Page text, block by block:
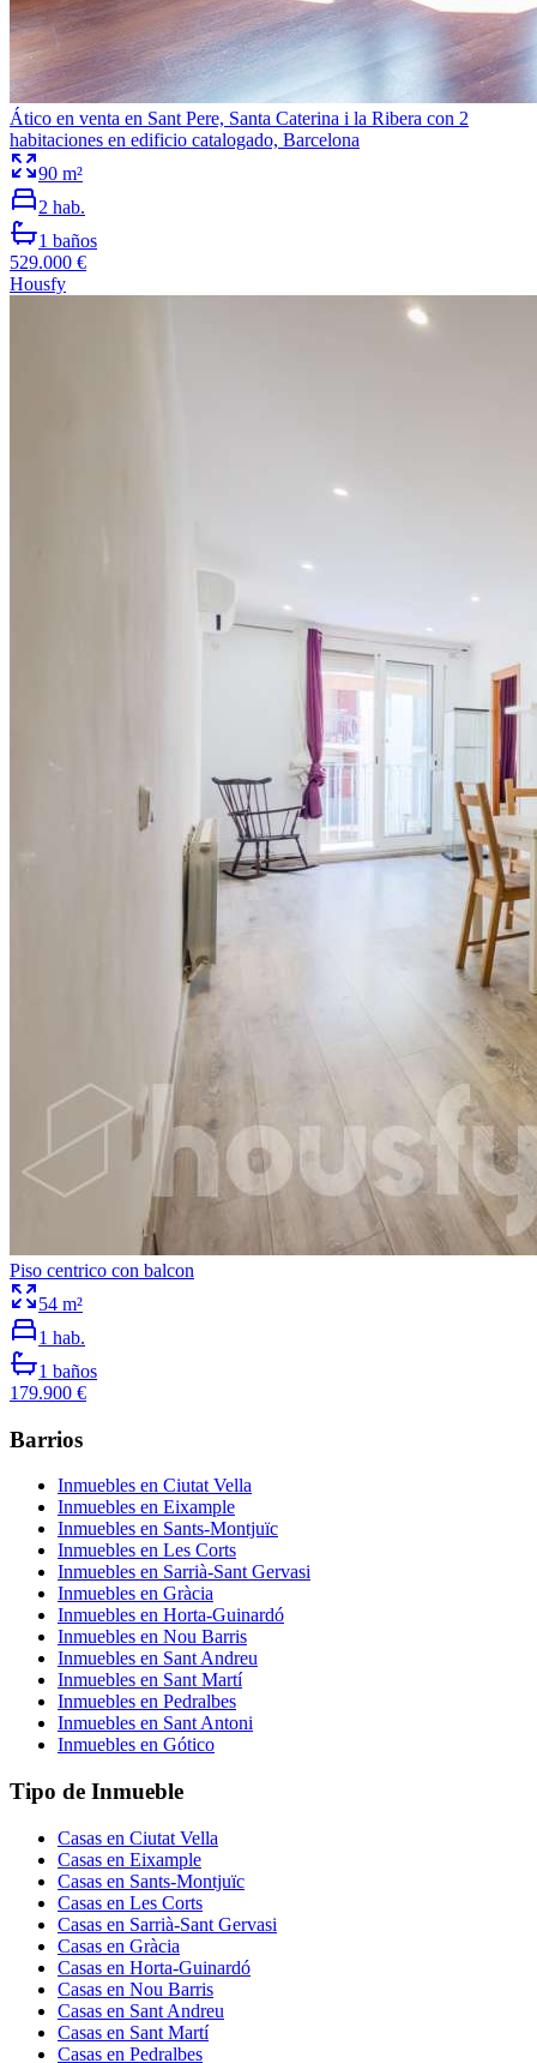
Ático en venta en Sant Pere, Santa Caterina i la Ribera con 2
habitaciones en edificio catalogado, Barcelona
90 m²
2 hab.
1 baños
529.000 €
Housfy
Piso centrico con balcon
54 m²
1 hab.
1 baños
179.900 €
Barrios
Inmuebles en Ciutat Vella
Inmuebles en Eixample
Inmuebles en Sants-Montjuïc
Inmuebles en Les Corts
Inmuebles en Sarrià-Sant Gervasi
Inmuebles en Gràcia
Inmuebles en Horta-Guinardó
Inmuebles en Nou Barris
Inmuebles en Sant Andreu
Inmuebles en Sant Martí
Inmuebles en Pedralbes
Inmuebles en Sant Antoni
Inmuebles en Gótico
Tipo de Inmueble
Casas en Ciutat Vella
Casas en Eixample
Casas en Sants-Montjuïc
Casas en Les Corts
Casas en Sarrià-Sant Gervasi
Casas en Gràcia
Casas en Horta-Guinardó
Casas en Nou Barris
Casas en Sant Andreu
Casas en Sant Martí
Casas en Pedralbes